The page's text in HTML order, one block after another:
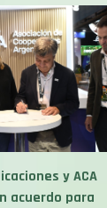
y ACA
acuerdo para